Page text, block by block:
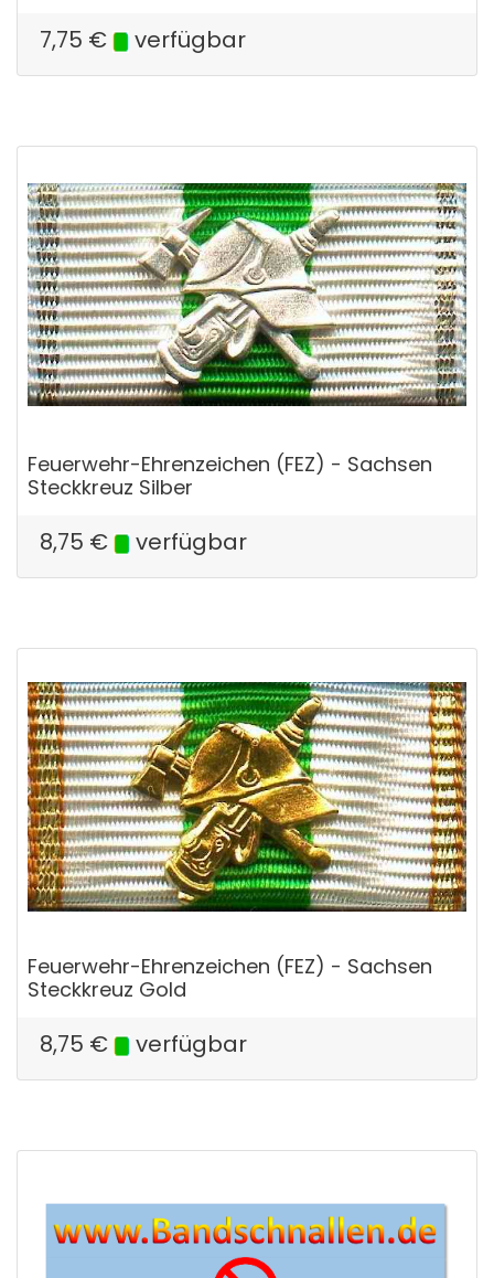
7,75 € verfügbar
Feuerwehr-Ehrenzeichen (FEZ) - Sachsen
Steckkreuz Silber
8,75 € verfügbar
Feuerwehr-Ehrenzeichen (FEZ) - Sachsen
Steckkreuz Gold
8,75 € verfügbar